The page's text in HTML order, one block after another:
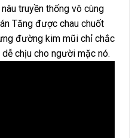
truyền thống vô cùng
Tăng được chau chuốt
đường kim mũi chỉ chắc
chịu cho người mặc nó.